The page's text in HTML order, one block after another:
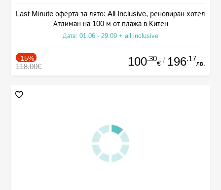
Last Minute оферта за лято: All Inclusive, реновиран хотел
Атлиман на 100 м от плажа в Китен
Дата: 01.06 - 29.09 + all inclusive
-15%
118.00€ 100.30
€ / 196.17
лв.